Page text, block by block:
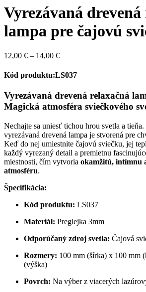
Vyrezávaná
lampa pre čajovú
12,00 € – 14,00 €Price
12,00 €
14,00 €
Kód produktu:LS037
Vyrezávaná drevená relaxačná
Magická atmosféra sviečkového
Nechajte sa uniesť tichou hrou svetla a
vyrezávaná drevená lampa je stvorená pre
Keď do nej umiestnite čajovú sviečku, jej
každý vyrezaný detail a premietnu
miestnosti, čím vytvoria okamžitú, intímnu
atmosféru.
Špecifikácia:
Kód produktu: LS037
Materiál: Preglejka 3mm
Odporúčaný zdroj svetla: Čajová
Rozmery: 100 mm (šírka) x 100 mm
(výška)
Povrch: Na výber z viacerých